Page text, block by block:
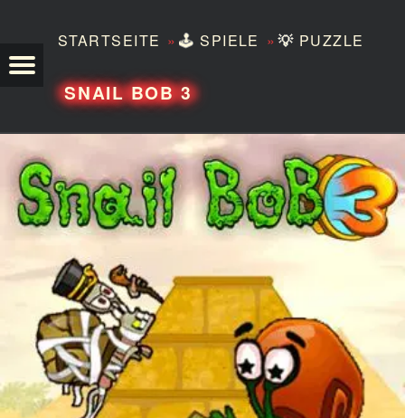
STARTSEITE »🕹️ SPIELE »💡 PUZZLE
SNAIL BOB 3